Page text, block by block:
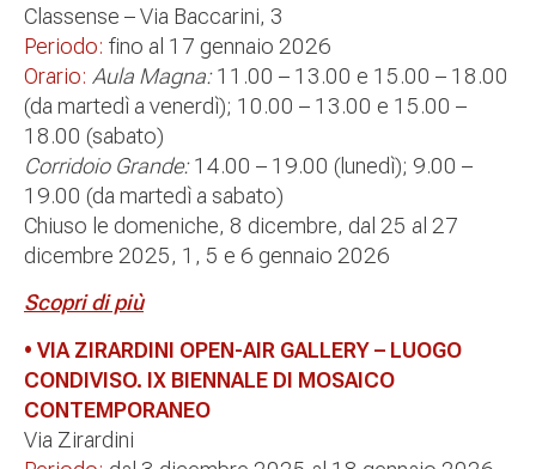
Classense – Via Baccarini, 3
Periodo: fino al 17 gennaio 2026
Orario: Aula Magna:11.00 – 13.00 e 15.00 – 18.00
(da martedì a venerdì); 10.00 – 13.00 e 15.00 –
18.00 (sabato)
Corridoio Grande:14.00 – 19.00 (lunedì); 9.00 –
19.00 (da martedì a sabato)
Chiuso le domeniche, 8 dicembre, dal 25 al 27
dicembre 2025, 1, 5 e 6 gennaio 2026
Scopri di più
• VIA ZIRARDINI OPEN-AIR GALLERY – LUOGO
CONDIVISO. IX BIENNALE DI MOSAICO
CONTEMPORANEO
Via Zirardini